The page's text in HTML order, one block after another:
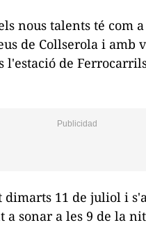
nous talents té com
de Collserola i amb
de
dimarts 11 de juliol i
sonar a les 9 de la